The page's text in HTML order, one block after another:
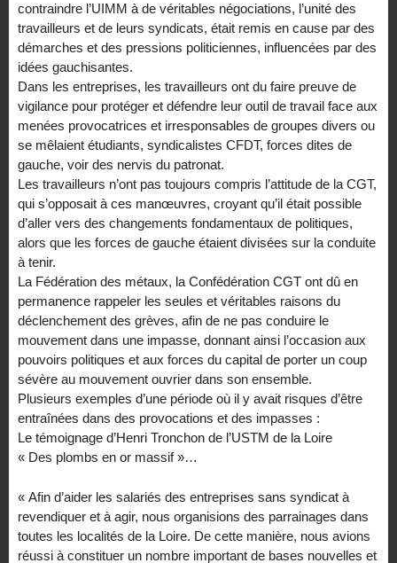
contraindre l’UIMM à de véritables négociations, l’unité des
travailleurs et de leurs syndicats, était remis en cause par des
démarches et des pressions politiciennes, influencées par des
idées gauchisantes.
Dans les entreprises, les travailleurs ont du faire preuve de
vigilance pour protéger et défendre leur outil de travail face aux
menées provocatrices et irresponsables de groupes divers ou
se mêlaient étudiants, syndicalistes CFDT, forces dites de
gauche, voir des nervis du patronat.
Les travailleurs n’ont pas toujours compris l’attitude de la CGT,
qui s’opposait à ces manœuvres, croyant qu’il était possible
d’aller vers des changements fondamentaux de politiques,
alors que les forces de gauche étaient divisées sur la conduite
à tenir.
La Fédération des métaux, la Confédération CGT ont dû en
permanence rappeler les seules et véritables raisons du
déclenchement des grèves, afin de ne pas conduire le
mouvement dans une impasse, donnant ainsi l’occasion aux
pouvoirs politiques et aux forces du capital de porter un coup
sévère au mouvement ouvrier dans son ensemble.
Plusieurs exemples d’une période où il y avait risques d’être
entraînées dans des provocations et des impasses :
Le témoignage d’Henri Tronchon de l’USTM de la Loire
« Des plombs en or massif »…
« Afin d’aider les salariés des entreprises sans syndicat à
revendiquer et à agir, nous organisions des parrainages dans
toutes les localités de la Loire. De cette manière, nous avions
réussi à constituer un nombre important de bases nouvelles et